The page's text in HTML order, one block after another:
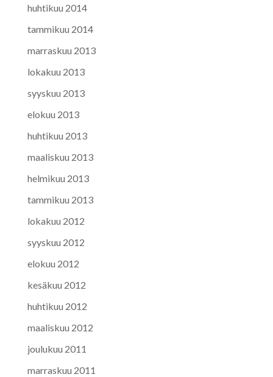
huhtikuu 2014
tammikuu 2014
marraskuu 2013
lokakuu 2013
syyskuu 2013
elokuu 2013
huhtikuu 2013
maaliskuu 2013
helmikuu 2013
tammikuu 2013
lokakuu 2012
syyskuu 2012
elokuu 2012
kesäkuu 2012
huhtikuu 2012
maaliskuu 2012
joulukuu 2011
marraskuu 2011